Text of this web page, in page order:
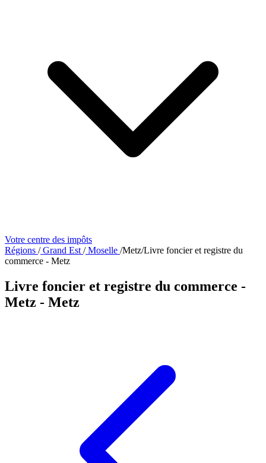
Votre centre des impôts
Régions /Grand Est /Moselle /Metz/Livre foncier et registre du
commerce - Metz
Livre foncier et registre du commerce -
Metz - Metz